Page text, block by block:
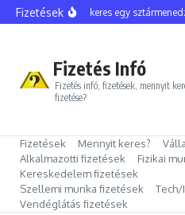
Ugrás a tartalomhoz
FizetésekMennyit keres egy
Fizetés Infó
Fizetés infó, fizetések, mennyit
fizetése?
Fizetések Mennyit keres?
Alkalmazotti fizetések
Fizikai
Kereskedelem fizetések
Szellemi munka fizetések
Tech/
Vendéglátás fizetések